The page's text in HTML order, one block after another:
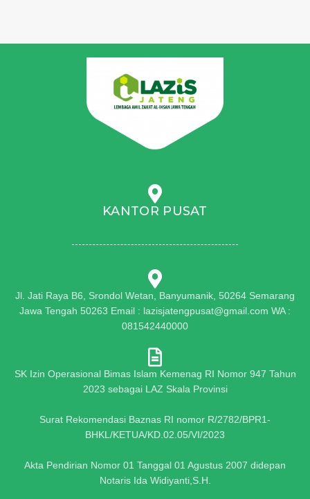
KANTOR PUSAT
Jl. Jati Raya B6, Srondol Wetan, Banyumanik, 50264 Semarang
Jawa Tengah 50263 Email : lazisjatengpusat@gmail.com WA :
081542440000
SK Izin Operasional Bimas Islam Kemenag RI Nomor 947 Tahun
2023 sebagai LAZ Skala Provinsi
Surat Rekomendasi Baznas RI nomor R/2782/BPR1-
BHKL/KETUA/KD.02.05/VI/2023
Akta Pendirian Nomor 01 Tanggal 01 Agustus 2007 didepan
Notaris Ida Widiyanti,S.H.